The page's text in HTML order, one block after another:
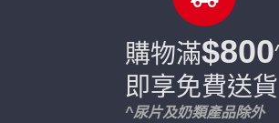
購物滿$800
即享免費送貨
^尿片及奶類產品除外